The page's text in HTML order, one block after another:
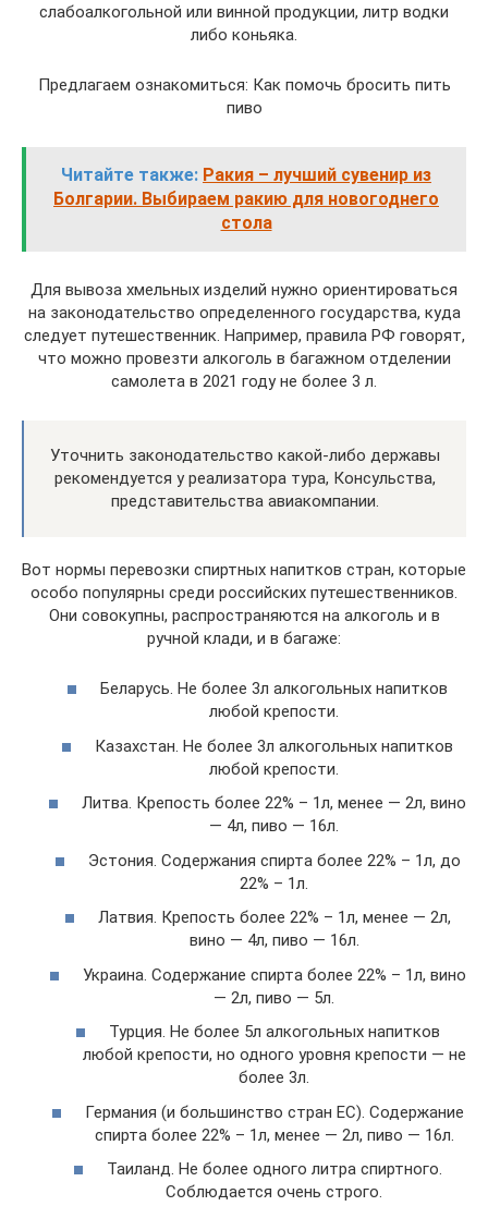
слабоалкогольной или винной продукции, литр водки
либо коньяка.
Предлагаем ознакомиться: Как помочь бросить пить
пиво
Читайте также: Ракия – лучший сувенир из
Болгарии. Выбираем ракию для новогоднего
стола
Для вывоза хмельных изделий нужно ориентироваться
на законодательство определенного государства, куда
следует путешественник. Например, правила РФ говорят,
что можно провезти алкоголь в багажном отделении
самолета в 2021 году не более 3 л.
Уточнить законодательство какой-либо державы
рекомендуется у реализатора тура, Консульства,
представительства авиакомпании.
Вот нормы перевозки спиртных напитков стран, которые
особо популярны среди российских путешественников.
Они совокупны, распространяются на алкоголь и в
ручной клади, и в багаже:
Беларусь. Не более 3л алкогольных напитков
любой крепости.
Казахстан. Не более 3л алкогольных напитков
любой крепости.
Литва. Крепость более 22% – 1л, менее — 2л, вино
— 4л, пиво — 16л.
Эстония. Содержания спирта более 22% – 1л, до
22% – 1л.
Латвия. Крепость более 22% – 1л, менее — 2л,
вино — 4л, пиво — 16л.
Украина. Содержание спирта более 22% – 1л, вино
— 2л, пиво — 5л.
Турция. Не более 5л алкогольных напитков
любой крепости, но одного уровня крепости — не
более 3л.
Германия (и большинство стран ЕС). Содержание
спирта более 22% – 1л, менее — 2л, пиво — 16л.
Таиланд. Не более одного литра спиртного.
Соблюдается очень строго.